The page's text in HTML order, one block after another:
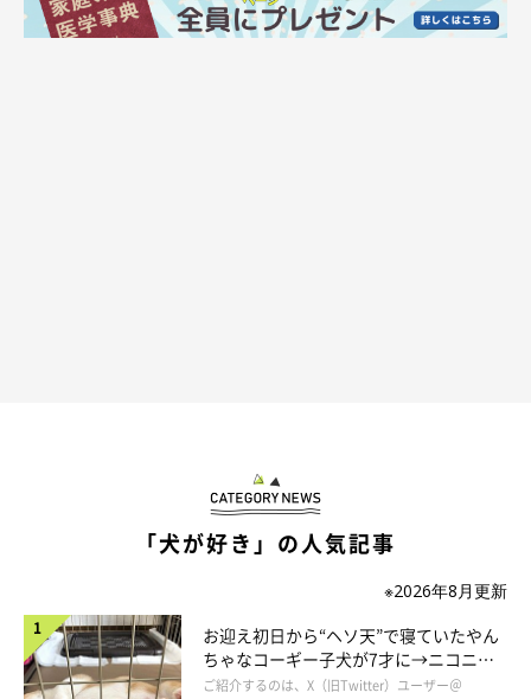
参照／YouTube（秋田犬ふとんが敷かれると嬉しくなり全く寝な
https://www.youtube.com/watch?v=PScLlBwd8RI
文／二宮ねこむ
「犬が好き」の人気記事
※2026年8月更新
お迎え初日から“ヘソ天”で寝ていたやん
ちゃなコーギー子犬が7才に→ニコニ
コ“コーギースマイル”が魅力のコに成
ご紹介するのは、X（旧Twitter）ユーザー＠